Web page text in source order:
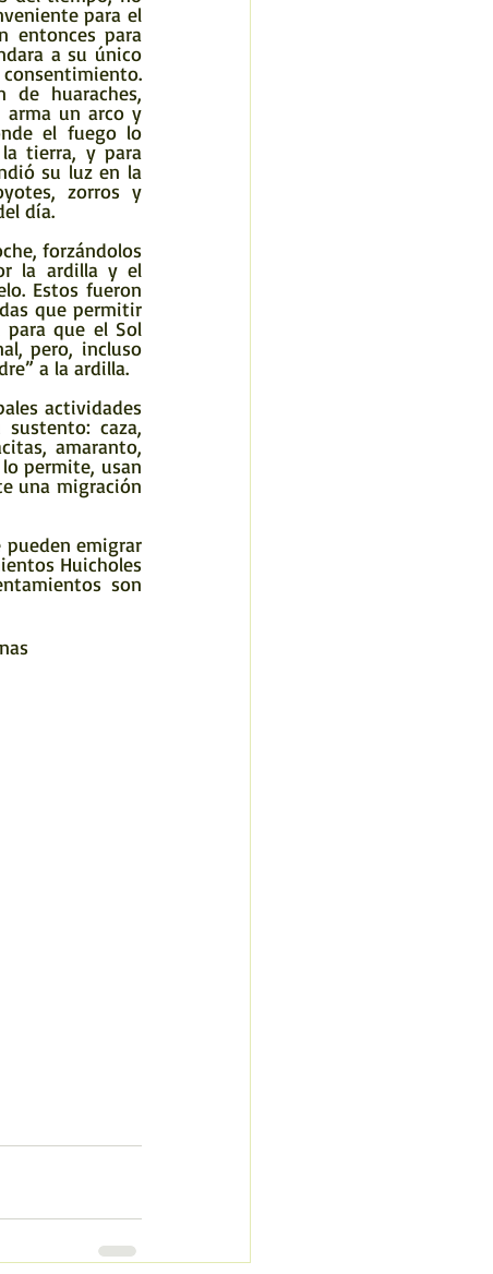
para el
entonces para
a su único
de huaraches,
arma un arco y
el fuego lo
tierra, y para
su luz en la
zorros y
día.
la ardilla y el
Estos fueron
que permitir
que el Sol
pero, incluso
a la ardilla.
caza,
amaranto,
permite, usan
una migración
Huicholes
son